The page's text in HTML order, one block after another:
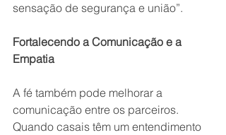
sensação de segurança e união”.
Fortalecendo a Comunicação e a
Empatia
A fé também pode melhorar a
comunicação entre os parceiros.
Quando casais têm um entendimento